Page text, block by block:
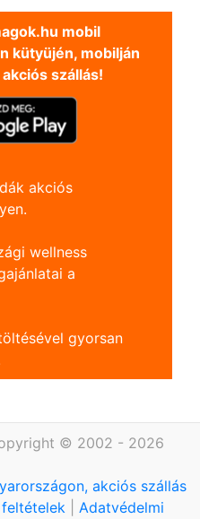
mobil
kütyüjén, mobilján
szállás!
akciós
wellness
a
gyorsan
© 2002 - 2026
akciós szállás
Adatvédelmi